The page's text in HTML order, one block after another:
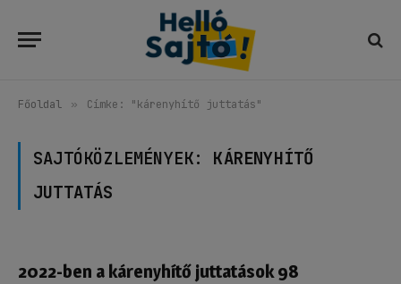
Főoldal » Címke: "kárenyhítő juttatás"
SAJTÓKÖZLEMÉNYEK: KÁRENYHÍTŐ
JUTTATÁS
2022-ben a kárenyhítő juttatások 98